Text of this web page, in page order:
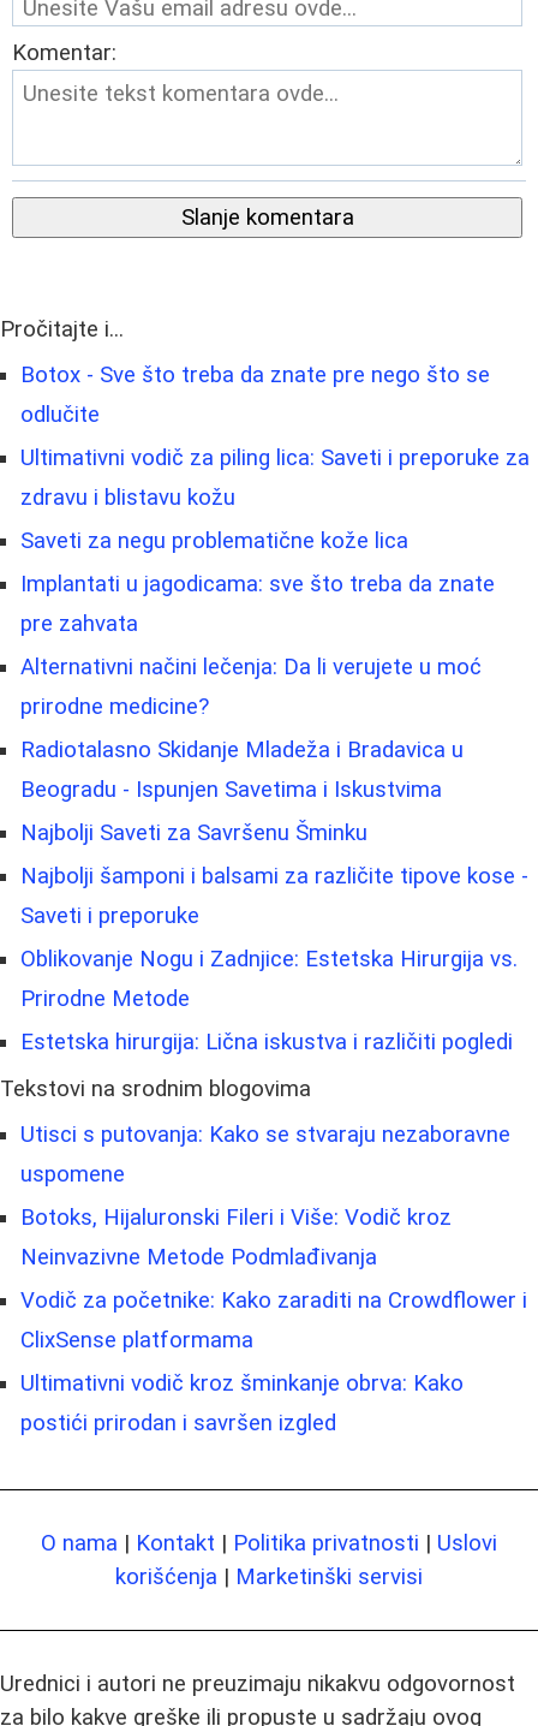
Komentar:
Slanje komentara
Pročitajte i...
Botox - Sve što treba da znate pre nego što se
odlučite
Ultimativni vodič za piling lica: Saveti i preporuke za
zdravu i blistavu kožu
Saveti za negu problematične kože lica
Implantati u jagodicama: sve što treba da znate
pre zahvata
Alternativni načini lečenja: Da li verujete u moć
prirodne medicine?
Radiotalasno Skidanje Mladeža i Bradavica u
Beogradu - Ispunjen Savetima i Iskustvima
Najbolji Saveti za Savršenu Šminku
Najbolji šamponi i balsami za različite tipove kose -
Saveti i preporuke
Oblikovanje Nogu i Zadnjice: Estetska Hirurgija vs.
Prirodne Metode
Estetska hirurgija: Lična iskustva i različiti pogledi
Tekstovi na srodnim blogovima
Utisci s putovanja: Kako se stvaraju nezaboravne
uspomene
Botoks, Hijaluronski Fileri i Više: Vodič kroz
Neinvazivne Metode Podmlađivanja
Vodič za početnike: Kako zaraditi na Crowdflower i
ClixSense platformama
Ultimativni vodič kroz šminkanje obrva: Kako
postići prirodan i savršen izgled
O nama | Kontakt | Politika privatnosti | Uslovi
korišćenja | Marketinški servisi
Urednici i autori ne preuzimaju nikakvu odgovornost
za bilo kakve greške ili propuste u sadržaju ovog